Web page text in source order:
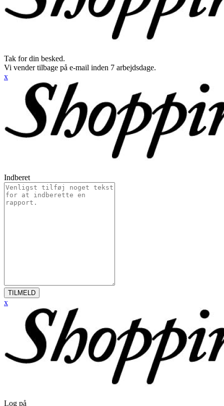
Tak for din besked.
Vi vender tilbage på e-mail inden 7 arbejdsdage.
x
Indberet
TILMELD
x
Log på